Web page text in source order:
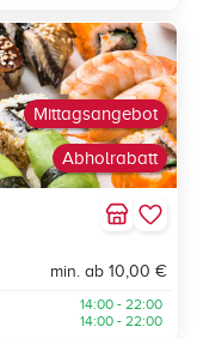
Abholrabatt
Mittagsangebot
min. ab 10,00 €
14:00 - 22:00
14:00 - 22:00